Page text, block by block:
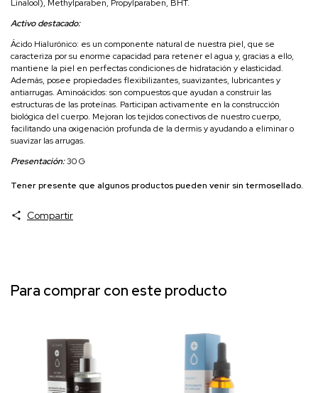
Linalool), Methylparaben, Propylparaben, BHT.
Activo destacado:
Ácido Hialurónico: es un componente natural de nuestra piel, que se
caracteriza por su enorme capacidad para retener el agua y, gracias a ello,
mantiene la piel en perfectas condiciones de hidratación y elasticidad.
Además, posee propiedades flexibilizantes, suavizantes, lubricantes y
antiarrugas. Aminoácidos: son compuestos que ayudan a construir las
estructuras de las proteínas. Participan activamente en la construcción
biológica del cuerpo. Mejoran los tejidos conectivos de nuestro cuerpo,
facilitando una oxigenación profunda de la dermis y ayudando a eliminar o
suavizar las arrugas.
Presentación:30 G
Tener presente que algunos productos pueden venir sin termosellado.
Compartir
Para comprar con este producto